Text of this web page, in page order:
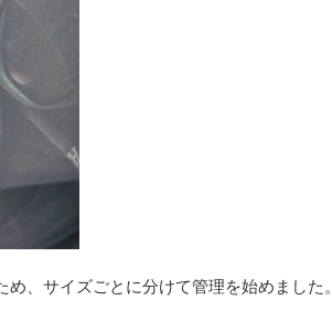
、サイズごとに分けて管理を始めました。